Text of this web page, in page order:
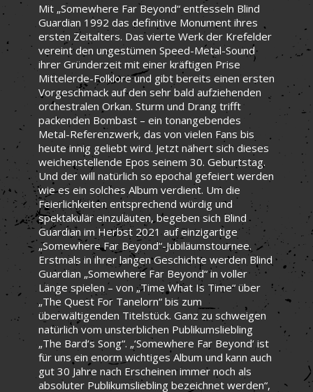
Mit „Somewhere Far Beyond“ entfesseln Blind
Guardian 1992 das definitive Monument ihres
ersten Zeitalters. Das vierte Werk der Krefelder
vereint den ungestümen Speed-Metal-Sound
ihrer Gründerzeit mit einer kräftigen Prise
Mittelerde-Folklore und gibt bereits einen ersten
Vorgeschmack auf den sehr bald aufziehenden
orchestralen Orkan. Sturm und Drang trifft
packenden Bombast – ein tonangebendes
Metal-Referenzwerk, das von vielen Fans bis
heute innig geliebt wird. Jetzt nähert sich dieses
weichenstellende Epos seinem 30. Geburtstag.
Und der will natürlich so epochal gefeiert werden
wie es ein solches Album verdient. Um die
Feierlichkeiten entsprechend würdig und
spektakulär einzuläuten, begeben sich Blind
Guardian im Herbst 2021 auf einzigartige
„Somewhere Far Beyond“-Jubiläumstournee.
Erstmals in ihrer langen Geschichte werden Blind
Guardian „Somewhere Far Beyond“ in voller
Länge spielen – von „Time What Is Time“ über
„The Quest For Tanelorn“ bis zum
überwältigenden Titelstück. Ganz zu schweigen
natürlich vom unsterblichen Publikumsliebling
„The Bard‘s Song“. „‘Somewhere Far Beyond‘ ist
für uns ein enorm wichtiges Album und kann auch
gut 30 Jahre nach Erscheinen immer noch als
absoluter Publikumsliebling bezeichnet werden“,